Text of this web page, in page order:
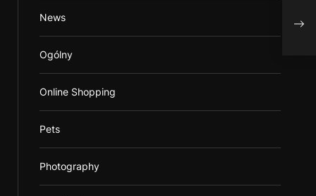
News
Ogólny
Online Shopping
Pets
Photography